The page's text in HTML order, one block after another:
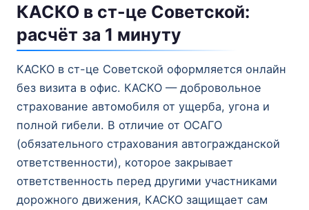
КАСКО в ст-це Советской:
расчёт за 1 минуту
КАСКО в ст-це Советской оформляется онлайн
без визита в офис. КАСКО — добровольное
страхование автомобиля от ущерба, угона и
полной гибели. В отличие от ОСАГО
(обязательного страхования автогражданской
ответственности), которое закрывает
ответственность перед другими участниками
дорожного движения, КАСКО защищает сам